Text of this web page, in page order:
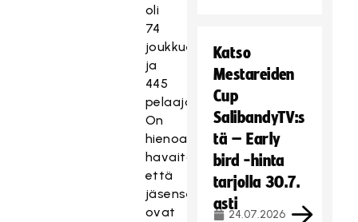
oli
74
joukkuetta
ja
445
pelaajaa.
On
hienoa
havaita,
että
jäsenseurat
ovat
Katso
Mestareiden
Cup
SalibandyTV:s
tä – Early
bird -hinta
tarjolla 30.7.
asti
24.07.2026